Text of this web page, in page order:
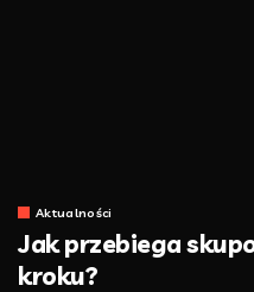
Aktualności
Jak przebiega
kroku?